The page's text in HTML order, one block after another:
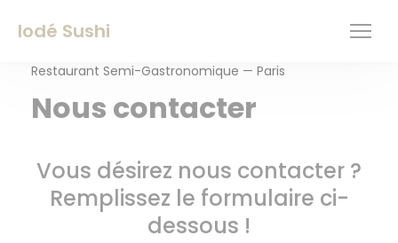
Iodé Sushi
Restaurant Semi-Gastronomique — Paris
Nous contacter
Vous désirez nous contacter ?
Remplissez le formulaire ci-
dessous !